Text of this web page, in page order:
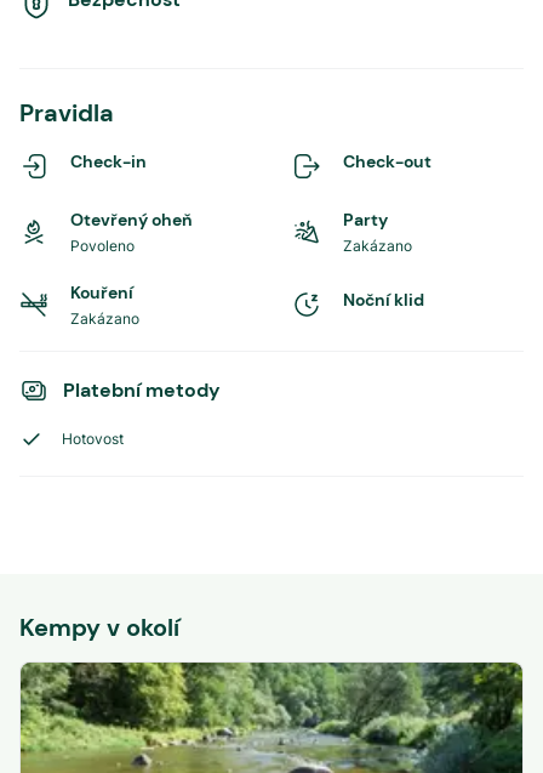
Pravidla
Check-in Check-out
Otevřený oheň
Povoleno
Party
Zakázano
Kouření
Zakázano
Noční klid
Platební metody
Hotovost
Kempy v okolí